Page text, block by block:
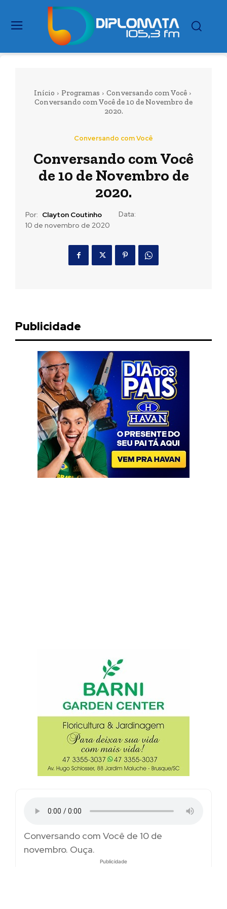
Início Programas
Conversando com Você
Conversando com Você de 10 de Novembro de
2020.
Conversando com Você
Conversando com Você
de 10 de Novembro de
2020.
Por: Clayton Coutinho
Data:
10 de novembro de 2020
Publicidade
Conversando com Você de 10 de
novembro. Ouça.
Publicidade